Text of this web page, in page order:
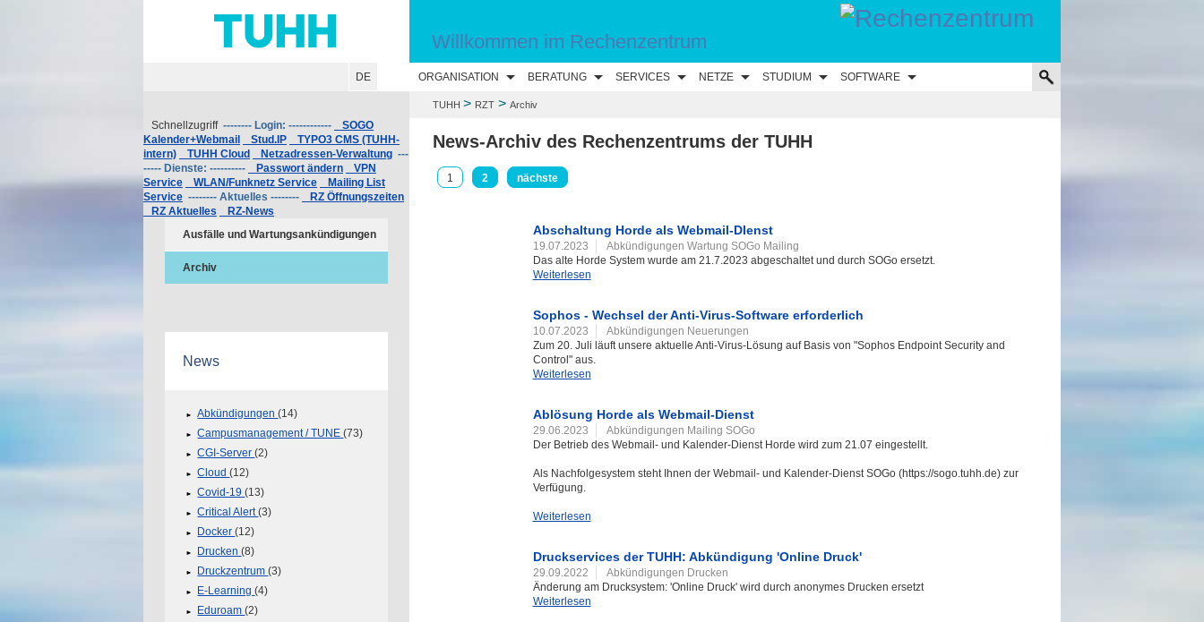
Willkommen im Rechenzentrum
DE ORGANISATION BERATUNG SERVICES NETZE STUDIUM SOFTWARE
TUHH > RZT> Archiv
News-Archiv des Rechenzentrums der TUHH
1 2 nächste
Abschaltung Horde als Webmail-DIenst
19.07.2023
Abkündigungen Wartung SOGo Mailing
Das alte Horde System wurde am 21.7.2023 abgeschaltet und durch SOGo ersetzt.
Weiterlesen
Sophos - Wechsel der Anti-Virus-Software erforderlich
10.07.2023
Abkündigungen Neuerungen
Zum 20. Juli läuft unsere aktuelle Anti-Virus-Lösung auf Basis von "Sophos Endpoint Security and
Control" aus.
Weiterlesen
Ablösung Horde als Webmail-Dienst
29.06.2023
Abkündigungen Mailing SOGo
Der Betrieb des Webmail- und Kalender-Dienst Horde wird zum 21.07 eingestellt.
Als Nachfolgesystem steht Ihnen der Webmail- und Kalender-Dienst SOGo (https://sogo.tuhh.de) zur
Verfügung.
Weiterlesen
Druckservices der TUHH: Abkündigung 'Online Druck'
29.09.2022
Abkündigungen Drucken
Änderung am Drucksystem: 'Online Druck' wird durch anonymes Drucken ersetzt
Weiterlesen
Schnellzugriff -------- Login: ------------
SOGO
Kalender+Webmail
Stud.IP
TYPO3 CMS (TUHH-
intern)
TUHH Cloud Netzadressen-Verwaltung ---
----- Dienste: ----------
Passwort ändern
VPN
Service
WLAN/Funknetz Service
Mailing List
Service -------- Aktuelles --------
RZ Öffnungszeiten
RZ Aktuelles
RZ-News
Ausfälle und Wartungsankündigungen
Archiv
News
Abkündigungen(14)
Campusmanagement / TUNE(73)
CGI-Server(2)
Cloud(12)
Covid-19(13)
Critical Alert(3)
Docker(12)
Drucken(8)
Druckzentrum(3)
E-Learning(4)
Eduroam(2)